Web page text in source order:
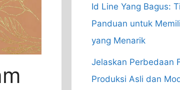
Id Line Yang Bagus:
Panduan untuk
yang Menarik
Jelaskan Perbedaan
Produksi Asli dan